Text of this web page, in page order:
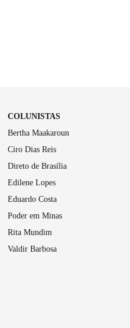
COLUNISTAS
Bertha Maakaroun
Ciro Dias Reis
Direto de Brasília
Edilene Lopes
Eduardo Costa
Poder em Minas
Rita Mundim
Valdir Barbosa